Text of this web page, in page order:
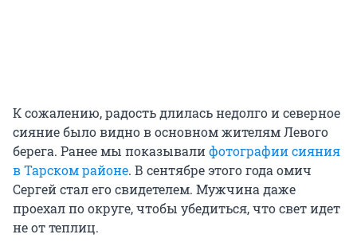
К сожалению, радость длилась недолго и северное
сияние было видно в основном жителям Левого
берега. Ранее мы показывалифотографии сияния
в Тарском районе. В сентябре этого года омич
Сергей стал его свидетелем. Мужчина даже
проехал по округе, чтобы убедиться, что свет идет
не от теплиц.